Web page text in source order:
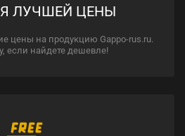
ЛУЧШЕЙ ЦЕНЫ
цены на продукцию Gappo-rus.ru.
если найдете дешевле!